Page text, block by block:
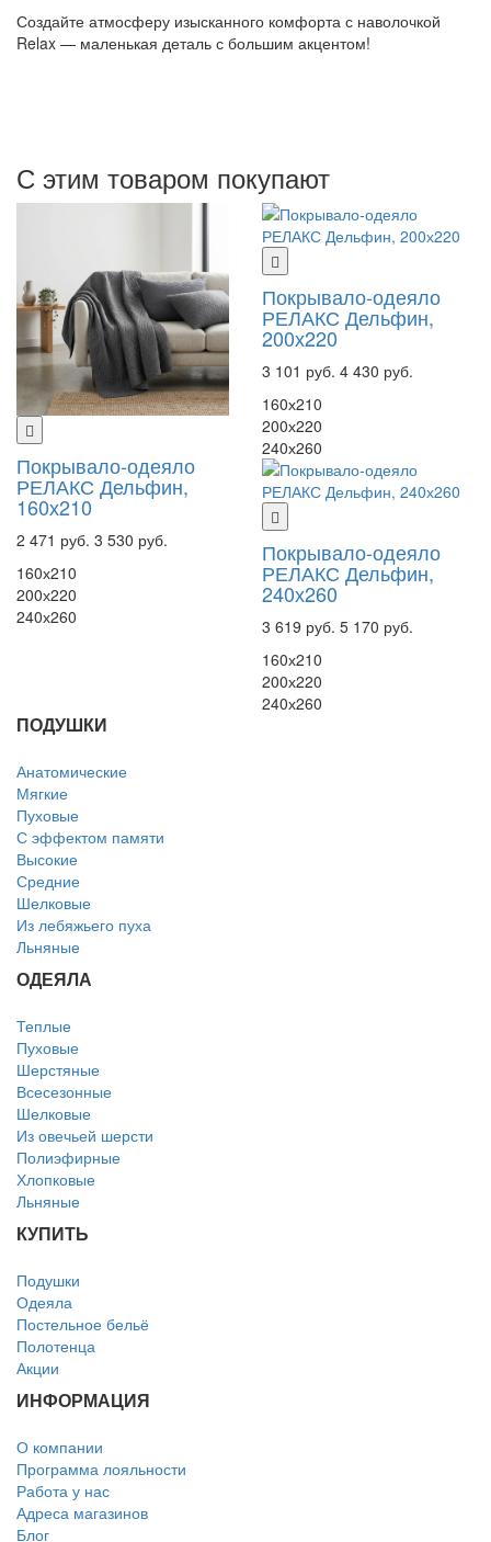
Создайте атмосферу изысканного комфорта с наволочкой
Relax — маленькая деталь с большим акцентом!
С этим товаром покупают
Покрывало-одеяло
РЕЛАКС Дельфин,
160х210
2 471 руб. 3 530 руб.
160х210
200х220
240х260
Покрывало-одеяло
РЕЛАКС Дельфин,
200х220
3 101 руб. 4 430 руб.
160х210
200х220
240х260
Покрывало-одеяло
РЕЛАКС Дельфин,
240х260
3 619 руб. 5 170 руб.
160х210
200х220
240х260
ПОДУШКИ
Анатомические
Мягкие
Пуховые
С эффектом памяти
Высокие
Средние
Шелковые
Из лебяжьего пуха
Льняные
ОДЕЯЛА
Теплые
Пуховые
Шерстяные
Всесезонные
Шелковые
Из овечьей шерсти
Полиэфирные
Хлопковые
Льняные
КУПИТЬ
Подушки
Одеяла
Постельное бельё
Полотенца
Акции
ИНФОРМАЦИЯ
О компании
Программа лояльности
Работа у нас
Адреса магазинов
Блог